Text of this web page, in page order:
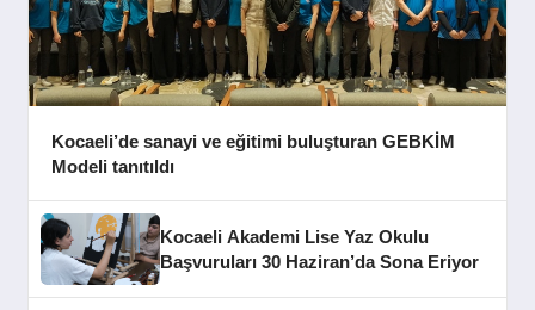
Kocaeli’de sanayi ve eğitimi buluşturan GEBKİM
Modeli tanıtıldı
Kocaeli Akademi Lise Yaz Okulu
Başvuruları 30 Haziran’da Sona Eriyor